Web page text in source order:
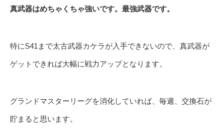
真武器はめちゃくちゃ強いです。最強武器です。
特にS41まで太古武器カケラが入手できないので、真武器が
ゲットできれば大幅に戦力アップとなります。
グランドマスターリーグを消化していれば、毎週、交換石が
貯まると思います。